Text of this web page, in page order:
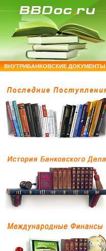
ВНУТРИБАНКОВСКИЕ ДОКУМЕНТЫ